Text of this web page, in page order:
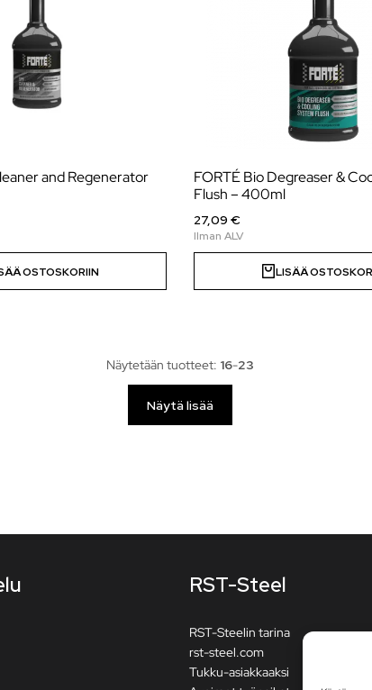
and Regenerator
OSTOSKORIIN
FORTÉ Bio Degreaser &
Flush – 400ml
27,09 €
LISÄÄ
Näytetään tuotteet: 16-23
Näytä lisää
RST-Steel
RST-Steelin tarina
rst-steel.com
Tukku-asiakkaaksi